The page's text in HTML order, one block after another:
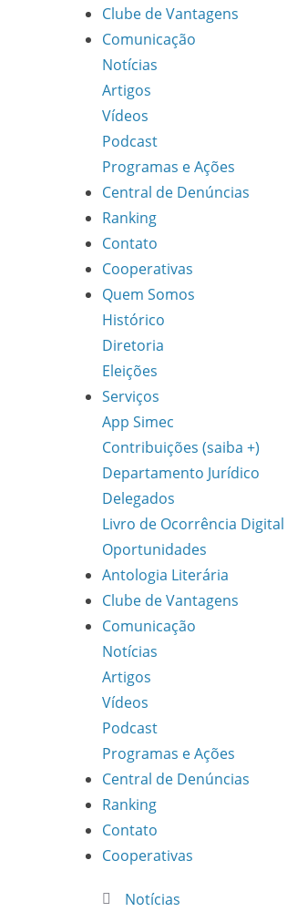
Clube de Vantagens
Comunicação
Notícias
Artigos
Vídeos
Podcast
Programas e Ações
Central de Denúncias
Ranking
Contato
Cooperativas
Quem Somos
Histórico
Diretoria
Eleições
Serviços
App Simec
Contribuições (saiba +)
Departamento Jurídico
Delegados
Livro de Ocorrência Digital
Oportunidades
Antologia Literária
Clube de Vantagens
Comunicação
Notícias
Artigos
Vídeos
Podcast
Programas e Ações
Central de Denúncias
Ranking
Contato
Cooperativas
Notícias